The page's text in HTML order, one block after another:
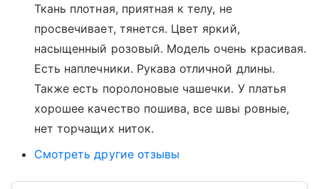
Ткань плотная, приятная к телу, не
просвечивает, тянется. Цвет яркий,
насыщенный розовый. Модель очень красивая.
Есть наплечники. Рукава отличной длины.
Также есть поролоновые чашечки. У платья
хорошее качество пошива, все швы ровные,
нет торчащих ниток.
Смотреть другие отзывы